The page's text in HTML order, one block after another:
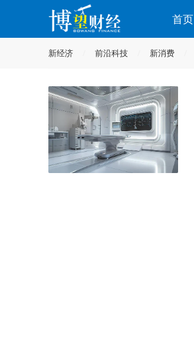
首页
新经济 前沿科技 新消费